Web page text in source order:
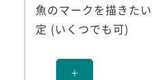
魚のマークを描きた
定 (いくつでも可)
＋